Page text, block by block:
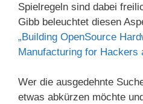
Spielregeln sind dabei
Gibb beleuchtet diesen
„Building OpenSource
Manufacturing for Hackers
Wer die ausgedehnte
etwas abkürzen möchte